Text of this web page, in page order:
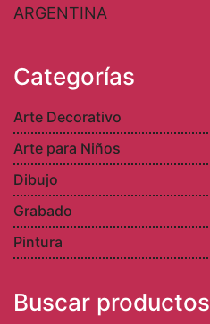
ARGENTINA
Categorías
Arte Decorativo
Arte para Niños
Dibujo
Grabado
Pintura
Buscar productos